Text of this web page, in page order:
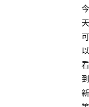
今
天
可
以
看
到
新